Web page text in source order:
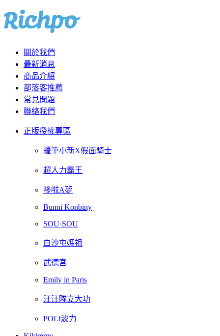
關於我們
最新消息
商品介紹
部落客推薦
常見問題
聯絡我們
正版授權專區
蠟筆小新X假面騎士
超人力霸王
哆啦A夢
Bunni Konbiny
SOU·SOU
白沙屯媽祖
武德宮
Emily in Paris
汪汪隊立大功
POLI波力